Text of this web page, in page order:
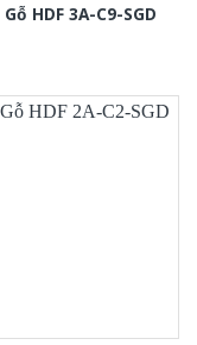
HDF 3A-C9-SGD